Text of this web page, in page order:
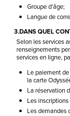
Groupe d’âge;
Langue de
3.DANS QUEL
Selon les services
renseignements
services en ligne,
Le paiement
la carte
La réservation
Les
Les demandes